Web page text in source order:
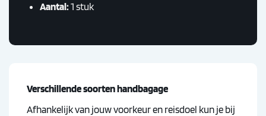
Aantal: 1 stuk
Verschillende soorten handbagage
Afhankelijk van jouw voorkeur en reisdoel kun je bij